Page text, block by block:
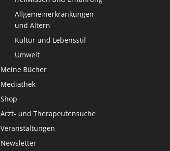
Allgemeinerkrankungen
und Altern
Kultur und Lebensstil
Umwelt
Meine Bücher
Mediathek
Shop
Arzt- und Therapeutensuche
Veranstaltungen
Newsletter